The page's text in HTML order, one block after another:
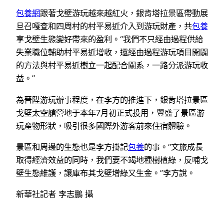
包養網跟著戈壁游玩越來越紅火，銀肯塔拉景區帶動展
旦召嘎查和四周村的村平易近介入到游玩財產，共包養
享戈壁生態變好帶來的盈利。“我們不只經由過程供給
失業職位輔助村平易近增收，還經由過程游玩項目開闢
的方法與村平易近樹立一起配合關系，一路分派游玩收
益。”
為晉陞游玩辦事程度，在李方的推進下，銀肯塔拉景區
戈壁太空艙營地于本年7月初正式投用，豐盛了景區游
玩產物形狀，吸引很多國際外游客前來住宿體驗。
景區和周邊的生態也是李方掛記包養的事。“文旅成長
取得經濟效益的同時，我們要不竭地種樹植綠，反哺戈
壁生態維護，讓庫布其戈壁增綠又生金。”李方說。
新華社記者 李志鵬 攝